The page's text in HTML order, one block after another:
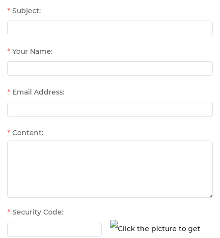
Subject:
Your Name:
Email Address:
Content:
Security Code: